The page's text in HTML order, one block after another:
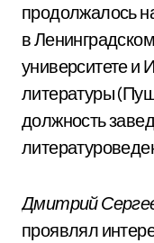
продолжалось
в
университете и
литературы
должность
Дмитрий
проявлял